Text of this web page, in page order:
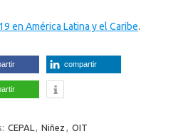
en América Latina y el Caribe.
compartir
CEPAL , Niñez , OIT